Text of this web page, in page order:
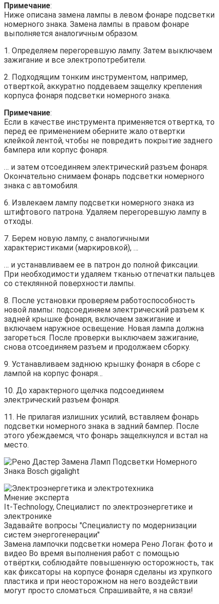
Примечание:
Ниже описана замена лампы в левом фонаре подсветки
номерного знака. Замена лампы в правом фонаре
выполняется аналогичным образом.
1. Определяем перегоревшую лампу. Затем выключаем
зажигание и все электропотребители.
2. Подходящим тонким инструментом, например,
отверткой, аккуратно поддеваем защелку крепления
корпуса фонаря подсветки номерного знака.
Примечание:
Если в качестве инструмента применяется отвертка, то
перед ее применением оберните жало отвертки
клейкой лентой, чтобы не повредить покрытие заднего
бампера или корпус фонаря.
… и затем отсоединяем электрический разъем фонаря.
Окончательно снимаем фонарь подсветки номерного
знака с автомобиля.
6. Извлекаем лампу подсветки номерного знака из
штифтового патрона. Удаляем перегоревшую лампу в
отходы.
7. Берем новую лампу, с аналогичными
характеристиками (маркировкой), …
… и устанавливаем ее в патрон до полной фиксации.
При необходимости удаляем тканью отпечатки пальцев
со стеклянной поверхности лампы.
8. После установки проверяем работоспособность
новой лампы: подсоединяем электрический разъем к
задней крышке фонаря, включаем зажигание и
включаем наружное освещение. Новая лампа должна
загореться. После проверки выключаем зажигание,
снова отсоединяем разъем и продолжаем сборку.
9. Устанавливаем заднюю крышку фонаря в сборе с
лампой на корпус фонаря…
10. До характерного щелчка подсоединяем
электрический разъем фонаря.
11. Не прилагая излишних усилий, вставляем фонарь
подсветки номерного знака в задний бампер. После
этого убеждаемся, что фонарь защелкнулся и встал на
место.
Мнение эксперта
It-Technology, Cпециалист по электроэнергетике и
электронике
Задавайте вопросы "Специалисту по модернизации
систем энергогенерации"
Замена лампочки подсветки номера Рено Логан: фото и
видео Во время выполнения работ с помощью
отвёртки, соблюдайте повышенную осторожность, так
как фиксаторы на корпусе фонаря сделаны из хрупкого
пластика и при неосторожном на него воздействии
могут просто сломаться. Спрашивайте, я на связи!